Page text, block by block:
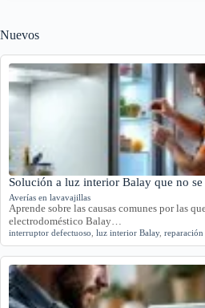
Nuevos
Solución a luz interior Balay que no se
Averías en lavavajillas
Aprende sobre las causas comunes por las
electrodoméstico Balay…
interruptor defectuoso luz interior Balay,